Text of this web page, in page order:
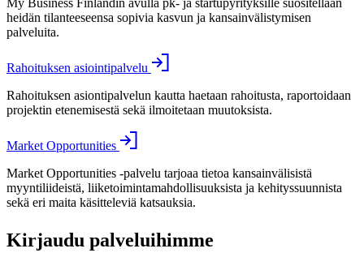
My Business Finlandin avulla pk- ja startupyrityksille suositellaan
heidän tilanteeseensa sopivia kasvun ja kansainvälistymisen
palveluita.
Rahoituksen asiointipalvelu
Rahoituksen asiontipalvelun kautta haetaan rahoitusta, raportoidaan
projektin etenemisestä sekä ilmoitetaan muutoksista.
Market Opportunities
Market Opportunities -palvelu tarjoaa tietoa kansainvälisistä
myyntiliideistä, liiketoimintamahdollisuuksista ja kehityssuunnista
sekä eri maita käsitteleviä katsauksia.
Kirjaudu palveluihimme